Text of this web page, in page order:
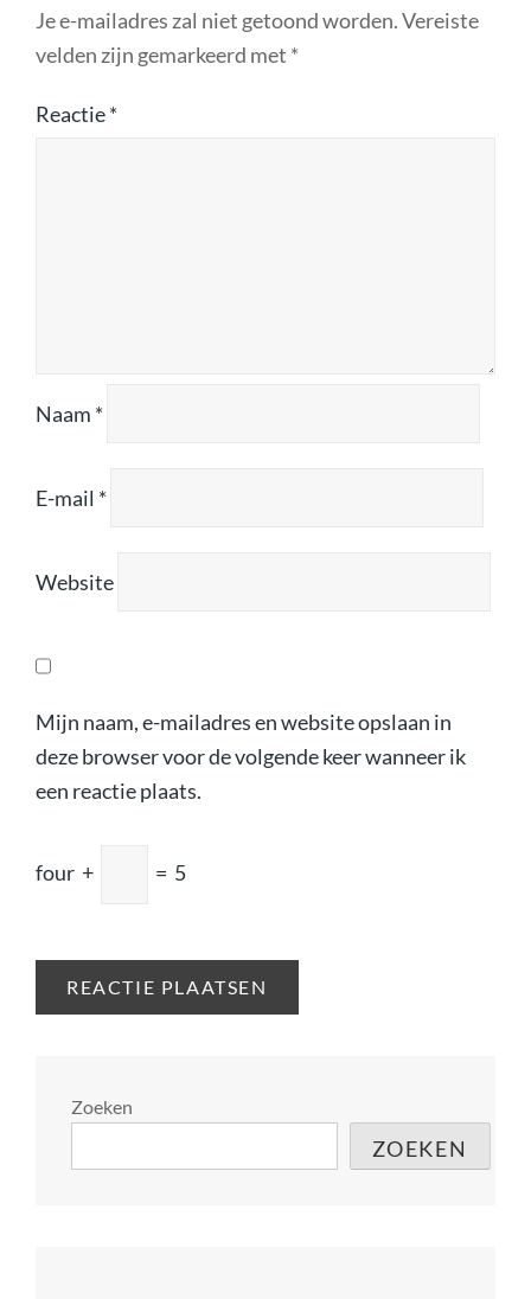
Je e-mailadres zal niet getoond worden.Vereiste
velden zijn gemarkeerd met *
Reactie*
Naam *
E-mail *
Website
Mijn naam, e-mailadres en website opslaan in
deze browser voor de volgende keer wanneer ik
een reactie plaats.
four + = 5
Zoeken
ZOEKEN